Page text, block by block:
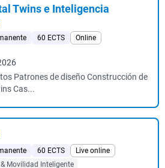
Twins e Inteligencia
60 ECTS
Online
Patrones de diseño Construcción de
Cas...
60 ECTS
Live online
Movilidad Inteligente